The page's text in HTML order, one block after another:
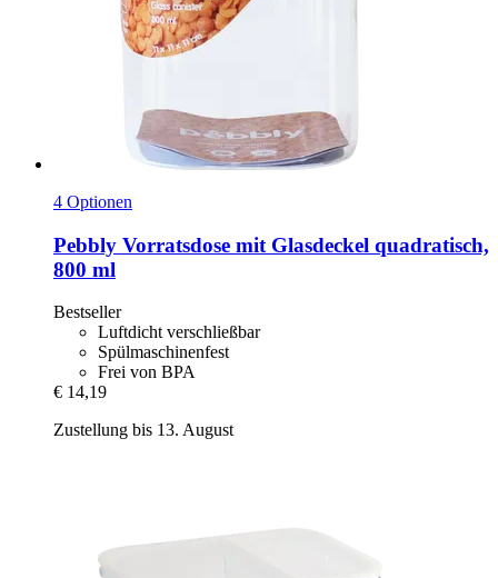
4 Optionen
Pebbly Vorratsdose mit Glasdeckel quadratisch,
800 ml
Bestseller
Luftdicht verschließbar
Spülmaschinenfest
Frei von BPA
€ 14,19
Zustellung bis 13. August